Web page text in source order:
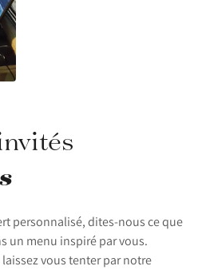
personnalisé, dites-nous ce que
un menu inspiré par vous.
vous tenter par notre